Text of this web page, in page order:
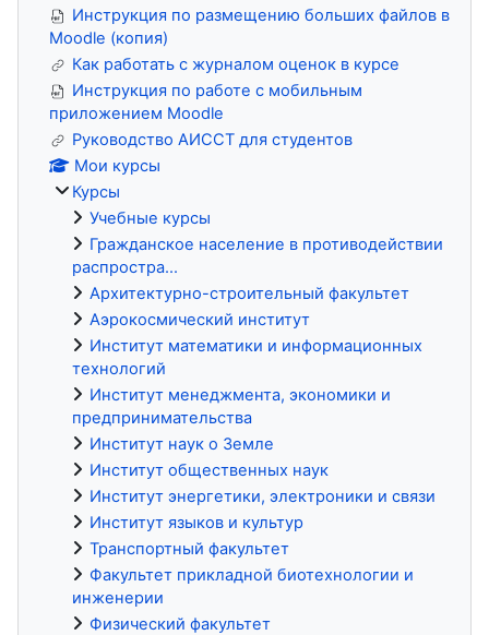
Инструкция по размещению больших файлов в
Moodle (копия)
Как работать с журналом оценок в курсе
Инструкция по работе с мобильным
приложением Moodle
Руководство АИССТ для студентов
Мои курсы
Курсы
Учебные курсы
Гражданское население в противодействии
распростра...
Архитектурно-строительный факультет
Аэрокосмический институт
Институт математики и информационных
технологий
Институт менеджмента, экономики и
предпринимательства
Институт наук о Земле
Институт общественных наук
Институт энергетики, электроники и связи
Институт языков и культур
Транспортный факультет
Факультет прикладной биотехнологии и
инженерии
Физический факультет